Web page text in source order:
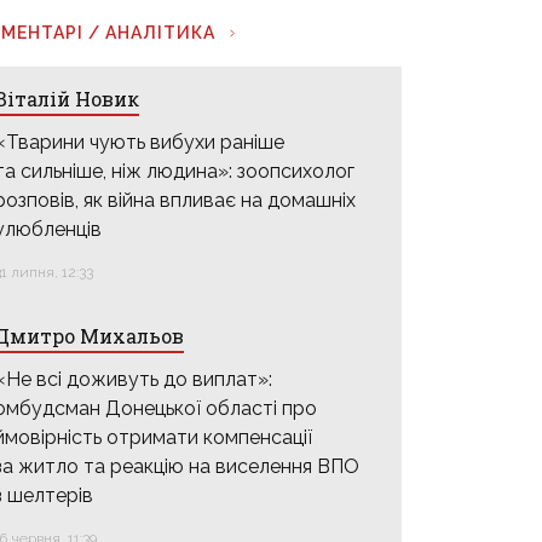
/ АНАЛІТИКА
Новик
чують вибухи раніше
сильніше, ніж людина»: зоопсихолог
як війна впливає на домашніх
липня, 12:33
Михальов
всі доживуть до виплат»:
Донецької області про
отримати компенсації
житло та реакцію на виселення ВПО
шелтерів
червня, 11:39